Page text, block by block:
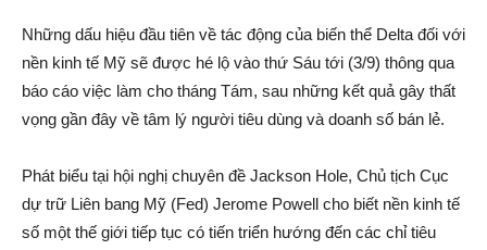
Những dấu hiệu đầu tiên về tác động của biến thể Delta đối với
nền kinh tế Mỹ sẽ được hé lộ vào thứ Sáu tới (3/9) thông qua
báo cáo việc làm cho tháng Tám, sau những kết quả gây thất
vọng gần đây về tâm lý người tiêu dùng và doanh số bán lẻ.
Phát biểu tại hội nghị chuyên đề Jackson Hole, Chủ tịch Cục
dự trữ Liên bang Mỹ (Fed) Jerome Powell cho biết nền kinh tế
số một thế giới tiếp tục có tiến triển hướng đến các chỉ tiêu